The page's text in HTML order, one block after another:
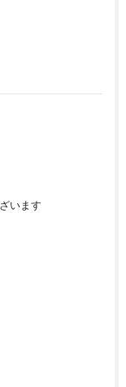
います